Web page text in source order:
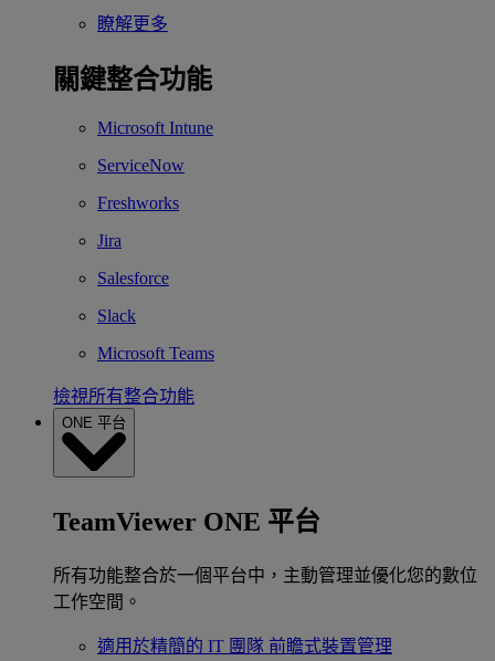
瞭解更多
關鍵整合功能
Microsoft Intune
ServiceNow
Freshworks
Jira
Salesforce
Slack
Microsoft Teams
檢視所有整合功能
ONE 平台
TeamViewer ONE 平台
所有功能整合於一個平台中，主動管理並優化您的數位
工作空間。
適用於精簡的 IT 團隊 前瞻式裝置管理